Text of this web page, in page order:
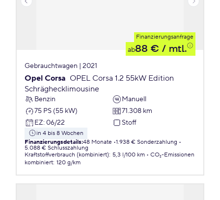
Finanzierungsanfrage
ab88 € / mtl.
Gebrauchtwagen | 2021
Opel Corsa OPEL Corsa 1.2 55kW Edition
Schräghecklimousine
Benzin
Manuell
75 PS (55 kW)
71.308 km
EZ: 06/22 Stoff
in 4 bis 8 Wochen
Finanzierungsdetails:48 Monate 1.938 € Sonderzahlung
5.088 € Schlusszahlung
Kraftstoffverbrauch (kombiniert): 5,3 l/100 km
CO₂-Emissionen
kombiniert: 120 g/km